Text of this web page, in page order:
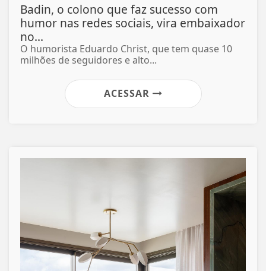
Badin, o colono que faz sucesso com
humor nas redes sociais, vira embaixador
no...
O humorista Eduardo Christ, que tem quase 10
milhões de seguidores e alto...
ACESSAR